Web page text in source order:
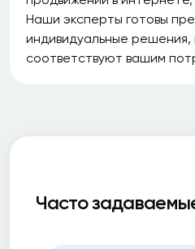
Наши эксперты готовы
индивидуальные решения,
соответствуют вашим
Часто